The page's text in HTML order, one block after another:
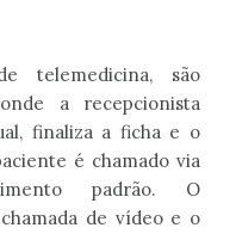
telemedicina, são
a recepcionista
finaliza a ficha e o
é chamado via
padrão. O
de vídeo e o